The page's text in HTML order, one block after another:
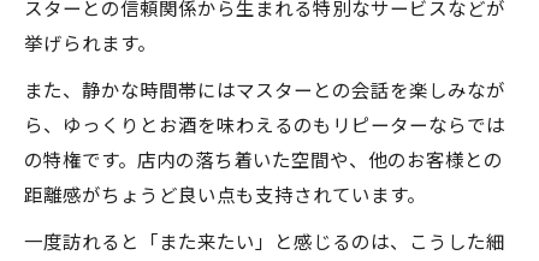
スターとの信頼関係から生まれる特別なサービスなどが
挙げられます。
また、静かな時間帯にはマスターとの会話を楽しみなが
ら、ゆっくりとお酒を味わえるのもリピーターならでは
の特権です。店内の落ち着いた空間や、他のお客様との
距離感がちょうど良い点も支持されています。
一度訪れると「また来たい」と感じるのは、こうした細